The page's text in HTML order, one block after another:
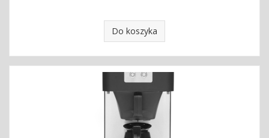
Do koszyka